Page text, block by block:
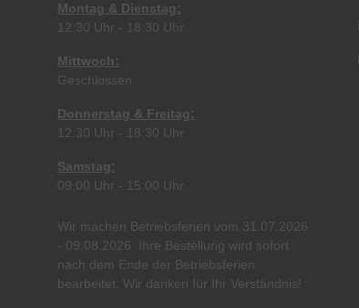
Montag & Dienstag:
12:30 Uhr - 18:30 Uhr
Mittwoch:
Geschlossen
Donnerstag & Freitag:
12:30 Uhr - 18:30 Uhr
Samstag:
09:00 Uhr - 15:00 Uhr
Wir machen Betriebsferien vom 31.07.2026
- 09.08.2026. Ihre Bestellung wird sofort
nach dem Ende der Betriebsferien
bearbeitet. Wir danken für Ihr Verständnis!